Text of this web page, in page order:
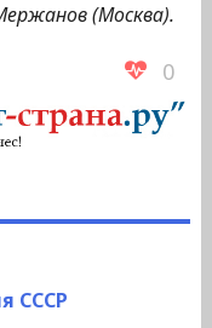
(Москва).
0
СССР